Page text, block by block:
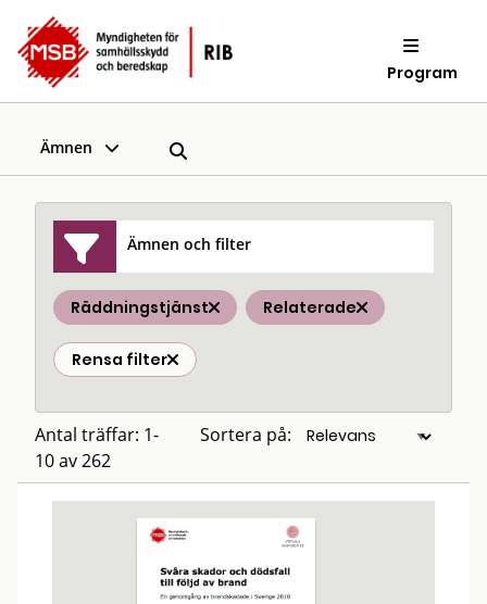
Program
Ämnen
Ämnen och filter
Räddningstjänst Relaterade
Rensa filter
Antal träffar: 1-
10 av 262
Sortera på: